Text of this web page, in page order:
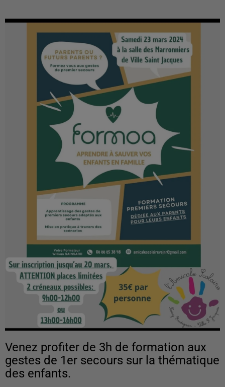
Venez profiter de 3h de formation aux
gestes de 1er secours sur la thématique
des enfants.